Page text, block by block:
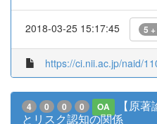
2018-03-25 15:17:45 5
https://ci.nii.ac.jp/naid/
4 0 0 0 OA
【原
とリスク認知の関係